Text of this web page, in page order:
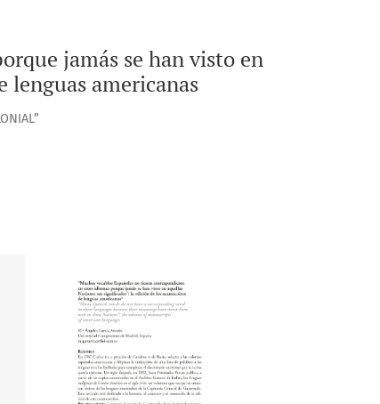
jamás se han visto en
lenguas americanas